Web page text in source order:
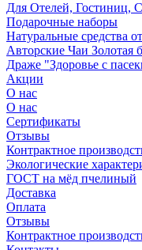
Для Отелей, Гостиниц,
Подарочные наборы
Натуральные средства
Авторские Чаи Золотая
Драже "Здоровье с
Акции
О нас
О нас
Сертификаты
Отзывы
Контрактное
Экологические
ГОСТ на мёд пчелиный
Доставка
Оплата
Отзывы
Контрактное